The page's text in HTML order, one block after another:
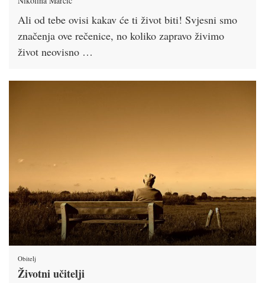
Ali od tebe ovisi kakav će ti život biti! Svjesni smo
značenja ove rečenice, no koliko zapravo živimo
život neovisno …
Obitelj
Životni učitelji